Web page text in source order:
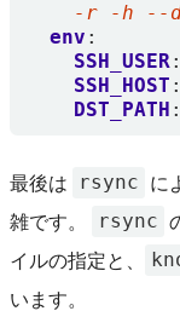
-r -h --
env :
SSH_USER:
SSH_HOST :
DST_PATH :
最後は rsync
に
雑です。
rsync
イルの指定と、
います。